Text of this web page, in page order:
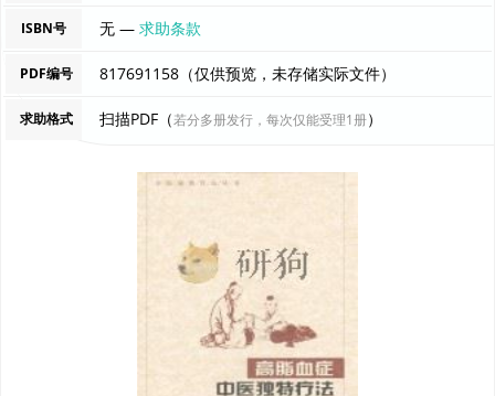
ISBN号 无 —求助条款
PDF编号 817691158（仅供预览，未存储实际文件）
求助格式 扫描PDF（若分多册发行，每次仅能受理1册）